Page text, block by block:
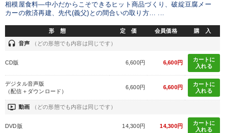
相模屋食料―中小だからこそできるヒット商品づくり、破綻豆腐メー
カーの救済再建、先代(義父)との間合いの取り方… ...
形 態 定 価 会員価格 購 入
headset 音声 （どの形態でも内容は同じです）
CD版 6,600円 6,600円
カートに
入れる
デジタル音声版
（配信＋ダウンロード）
6,600円 6,600円
カートに
入れる
ondemand_video 動画 （どの形態でも内容は同じです）
DVD版 14,300円 14,300円
カートに
入れる